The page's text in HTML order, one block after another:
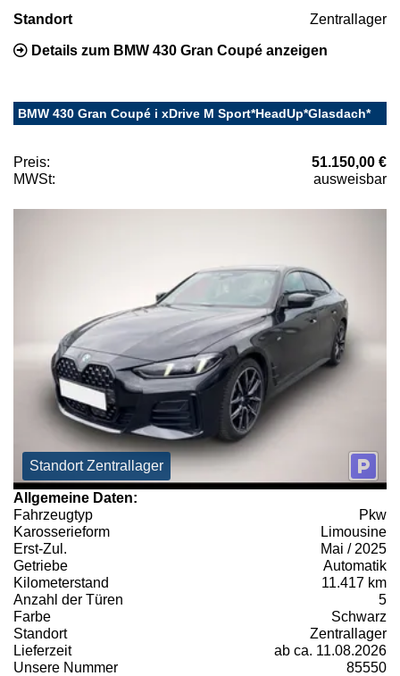
Standort Zentrallager
Details zum BMW 430 Gran Coupé anzeigen
BMW 430 Gran Coupé i xDrive M Sport*HeadUp*Glasdach*
Preis:
51.150,00 €
MWSt:
ausweisbar
Standort Zentrallager
Allgemeine Daten:
Fahrzeugtyp
Pkw
Karosserieform
Limousine
Erst-Zul.
Mai / 2025
Getriebe
Automatik
Kilometerstand
11.417 km
Anzahl der Türen
5
Farbe
Schwarz
Standort
Zentrallager
Lieferzeit
ab ca. 11.08.2026
Unsere Nummer
85550